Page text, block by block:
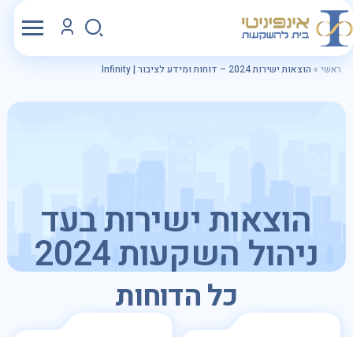
ראשי » הוצאות ישירות 2024 – דוחות ומידע לציבור | Infinity
הוצאות ישירות בעד
ניהול השקעות 2024
כל הדוחות